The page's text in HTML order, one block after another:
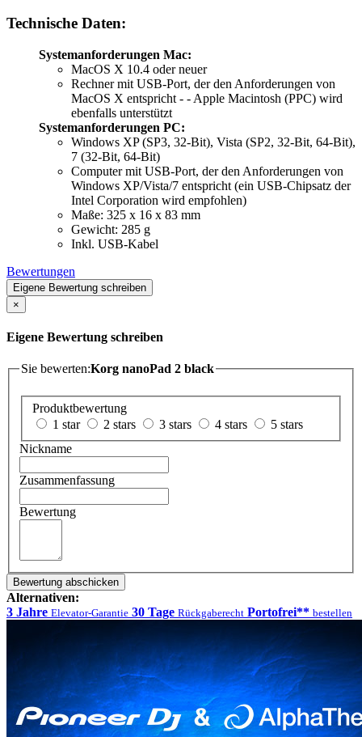
Technische Daten:
Systemanforderungen Mac:
MacOS X 10.4 oder neuer
Rechner mit USB-Port, der den Anforderungen von
MacOS X entspricht - - Apple Macintosh (PPC) wird
ebenfalls unterstützt
Systemanforderungen PC:
Windows XP (SP3, 32-Bit), Vista (SP2, 32-Bit, 64-Bit),
7 (32-Bit, 64-Bit)
Computer mit USB-Port, der den Anforderungen von
Windows XP/Vista/7 entspricht (ein USB-Chipsatz der
Intel Corporation wird empfohlen)
Maße: 325 x 16 x 83 mm
Gewicht: 285 g
Inkl. USB-Kabel
Bewertungen
Eigene Bewertung schreiben
×
Eigene Bewertung schreiben
Sie bewerten:Korg nanoPad 2 black
Produktbewertung
1 star
2 stars 3 stars 4 stars
5 stars
Nickname
Zusammenfassung
Bewertung
Bewertung abschicken
Alternativen:
3 Jahre Elevator-Garantie 30 Tage Rückgaberecht Portofrei** bestellen